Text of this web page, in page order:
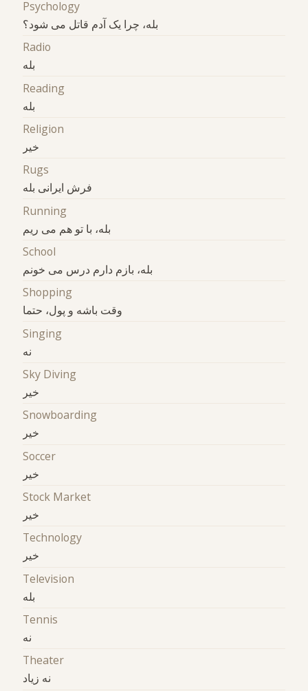
Psychology
بله، چرا یک آدم قاتل می شود؟
Radio
بله
Reading
بله
Religion
خیر
Rugs
فرش ایرانی بله
Running
بله، با تو هم می ریم
School
بله، بازم دارم درس می خونم
Shopping
وقت باشه و پول، حتما
Singing
نه
Sky Diving
خیر
Snowboarding
خیر
Soccer
خیر
Stock Market
خیر
Technology
خیر
Television
بله
Tennis
نه
Theater
نه زیاد